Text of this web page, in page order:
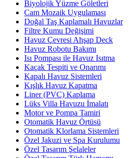
Biyolojik Yüzme Göletleri
Cam Mozaik Uygulaması
Doğal Taş Kaplamalı Havuzlar
Filtre Kumu Değişimi
Havuz Çevresi Ahşap Deck
Havuz Robotu Bakımı
Isı Pompası ile Havuz Isıtma
Kaçak Tespiti ve Onarımı
Kapalı Havuz Sistemleri
Kışlık Havuz Kapatma
Liner (PVC) Kaplama
Lüks Villa Havuzu İmalatı
Motor ve Pompa Tamiri
Otomatik Havuz Örtüsü
Otomatik Klorlama Sistemleri
Özel Jakuzi ve Spa Kurulumu
Özel Tasarım Şelaleler